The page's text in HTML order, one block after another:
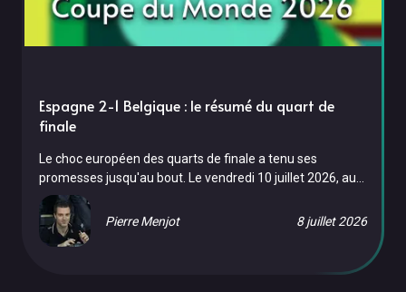
Espagne 2-1 Belgique : le résumé du quart de
finale
Le choc européen des quarts de finale a tenu ses
promesses jusqu'au bout. Le vendredi 10 juillet 2026, au
SoFi Stadium d'Inglewood, l'Espagne a battu la Belgique
2-1, grâce à un but décisif de Mikel Merino à la 88e
minute — entré en jeu deux minutes plus tôt, il a reproduit
Une victoire arrachée face à des Diables Rouges qui
Pierre Menjot 8 juillet 2026